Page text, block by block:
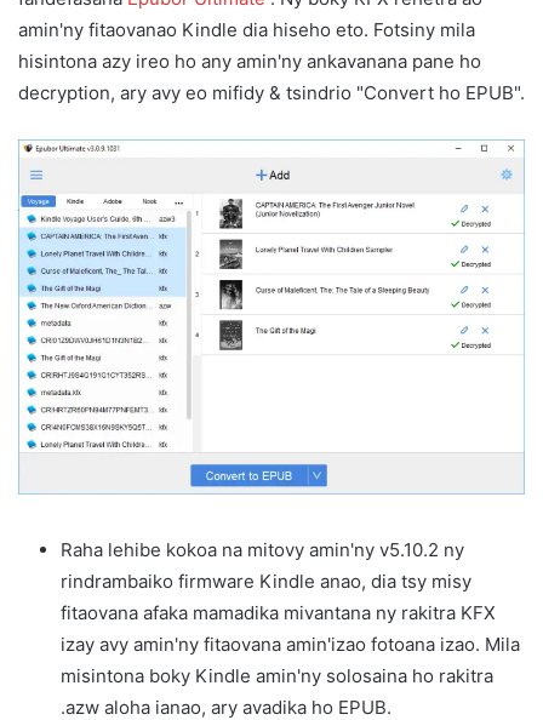
amin'ny fitaovanao Kindle dia hiseho eto. Fotsiny mila
hisintona azy ireo ho any amin'ny ankavanana pane ho
decryption, ary avy eo mifidy & tsindrio "Convert ho EPUB".
Raha lehibe kokoa na mitovy amin'ny v5.10.2 ny
rindrambaiko firmware Kindle anao, dia tsy misy
fitaovana afaka mamadika mivantana ny rakitra KFX
izay avy amin'ny fitaovana amin'izao fotoana izao. Mila
misintona boky Kindle amin'ny solosaina ho rakitra
.azw aloha ianao, ary avadika ho EPUB.